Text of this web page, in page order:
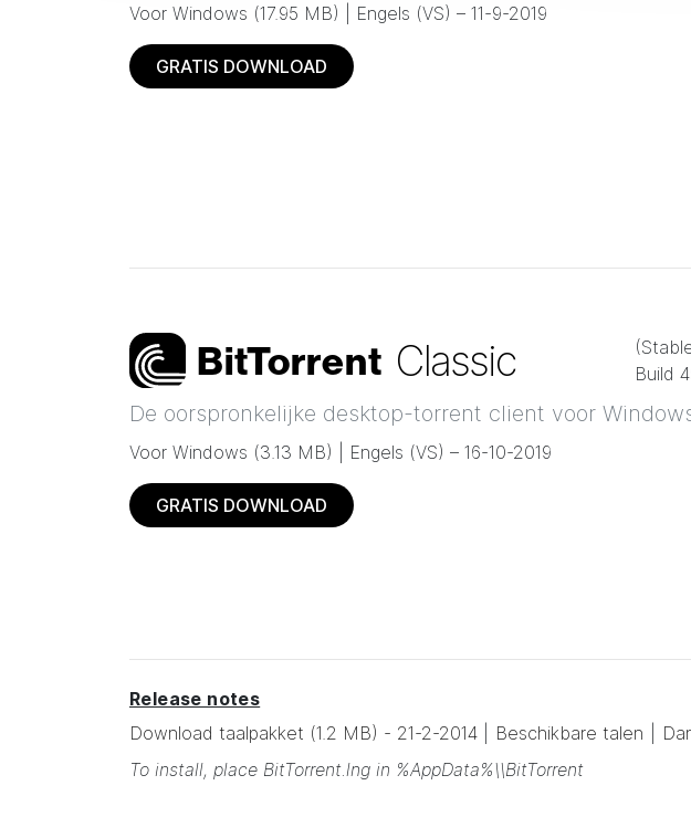
Voor Windows (17.95 MB) | Engels (VS) – 11-9-2019
GRATIS DOWNLOAD
BitTorrent Classic
Build
De oorspronkelijke desktop-torrent client voor
Voor Windows (3.13 MB) | Engels (VS) – 16-10-2019
GRATIS DOWNLOAD
Release notes
Download taalpakket (1.2 MB) - 21-2-2014 Beschikbare talen
To install, place BitTorrent.lng in %AppData%\\BitTorrent